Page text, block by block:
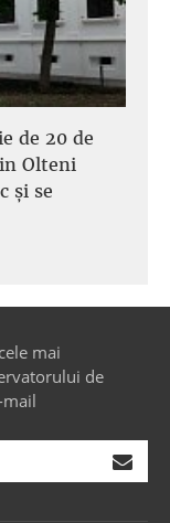
de 20 de
Olteni
și se
mai
de
mail